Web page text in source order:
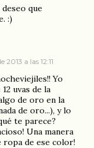
que
:)
a las 12:11
Yo
uvas de la
de oro en la
de oro...), y lo
te parece?
Una manera
ropa de ese color!